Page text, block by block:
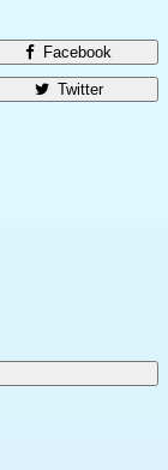
Facebook
Twitter